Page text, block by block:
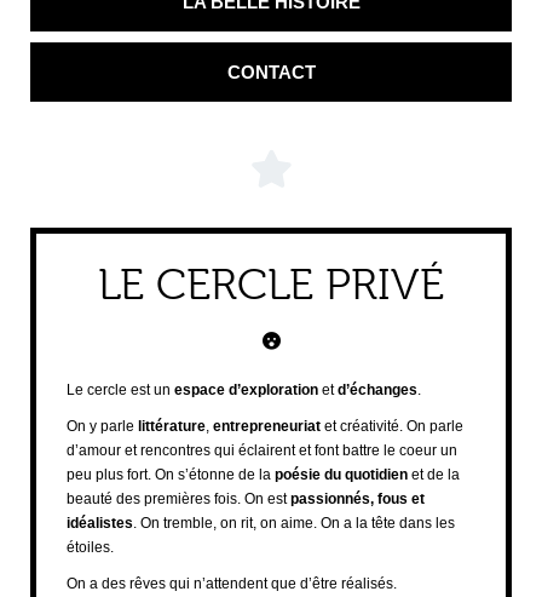
CONTACT
LE CERCLE PRIVÉ
Le cercle est un espace d’exploration etd’échanges
On y parle littérature entrepreneuriat et créativité. On parle
d’amour et rencontres qui éclairent et font battre le coeur un
peu plus fort. On s’étonne de la poésie du quotidien et de la
beauté des premières fois. On estpassionnés, fous et
idéalistes . On tremble, on rit, on aime. On a la tête dans les
étoiles.
On a des rêves qui n’attendent que d’être réalisés.